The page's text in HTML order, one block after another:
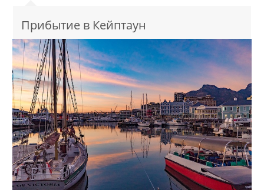
Прибытие в Кейптаун